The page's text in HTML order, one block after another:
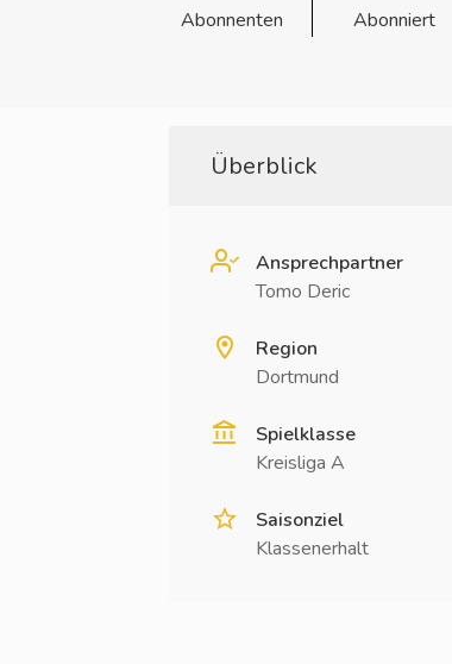
Abonnenten
Abonniert
Überblick
Ansprechpartner
Tomo Deric
Region
Dortmund
Spielklasse
Kreisliga A
Saisonziel
Klassenerhalt